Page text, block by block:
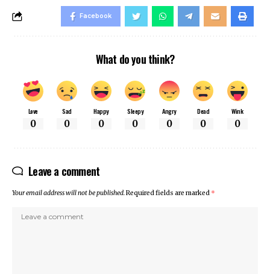
Facebook
What do you think?
Love
0
Sad
0
Happy
0
Sleepy
0
Angry
0
Dead
0
Wink
0
Leave a comment
Your email address will not be published.Required fields are marked *